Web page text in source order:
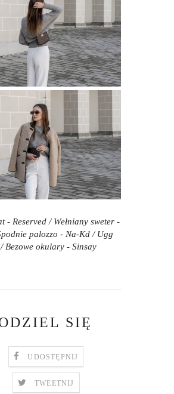
- Reserved / Wełniany sweter -
palozzo - Na-Kd / Ugg
/ Bezowe okulary - Sinsay
SIĘ
UDOSTĘPNIJ
TWEETNIJ